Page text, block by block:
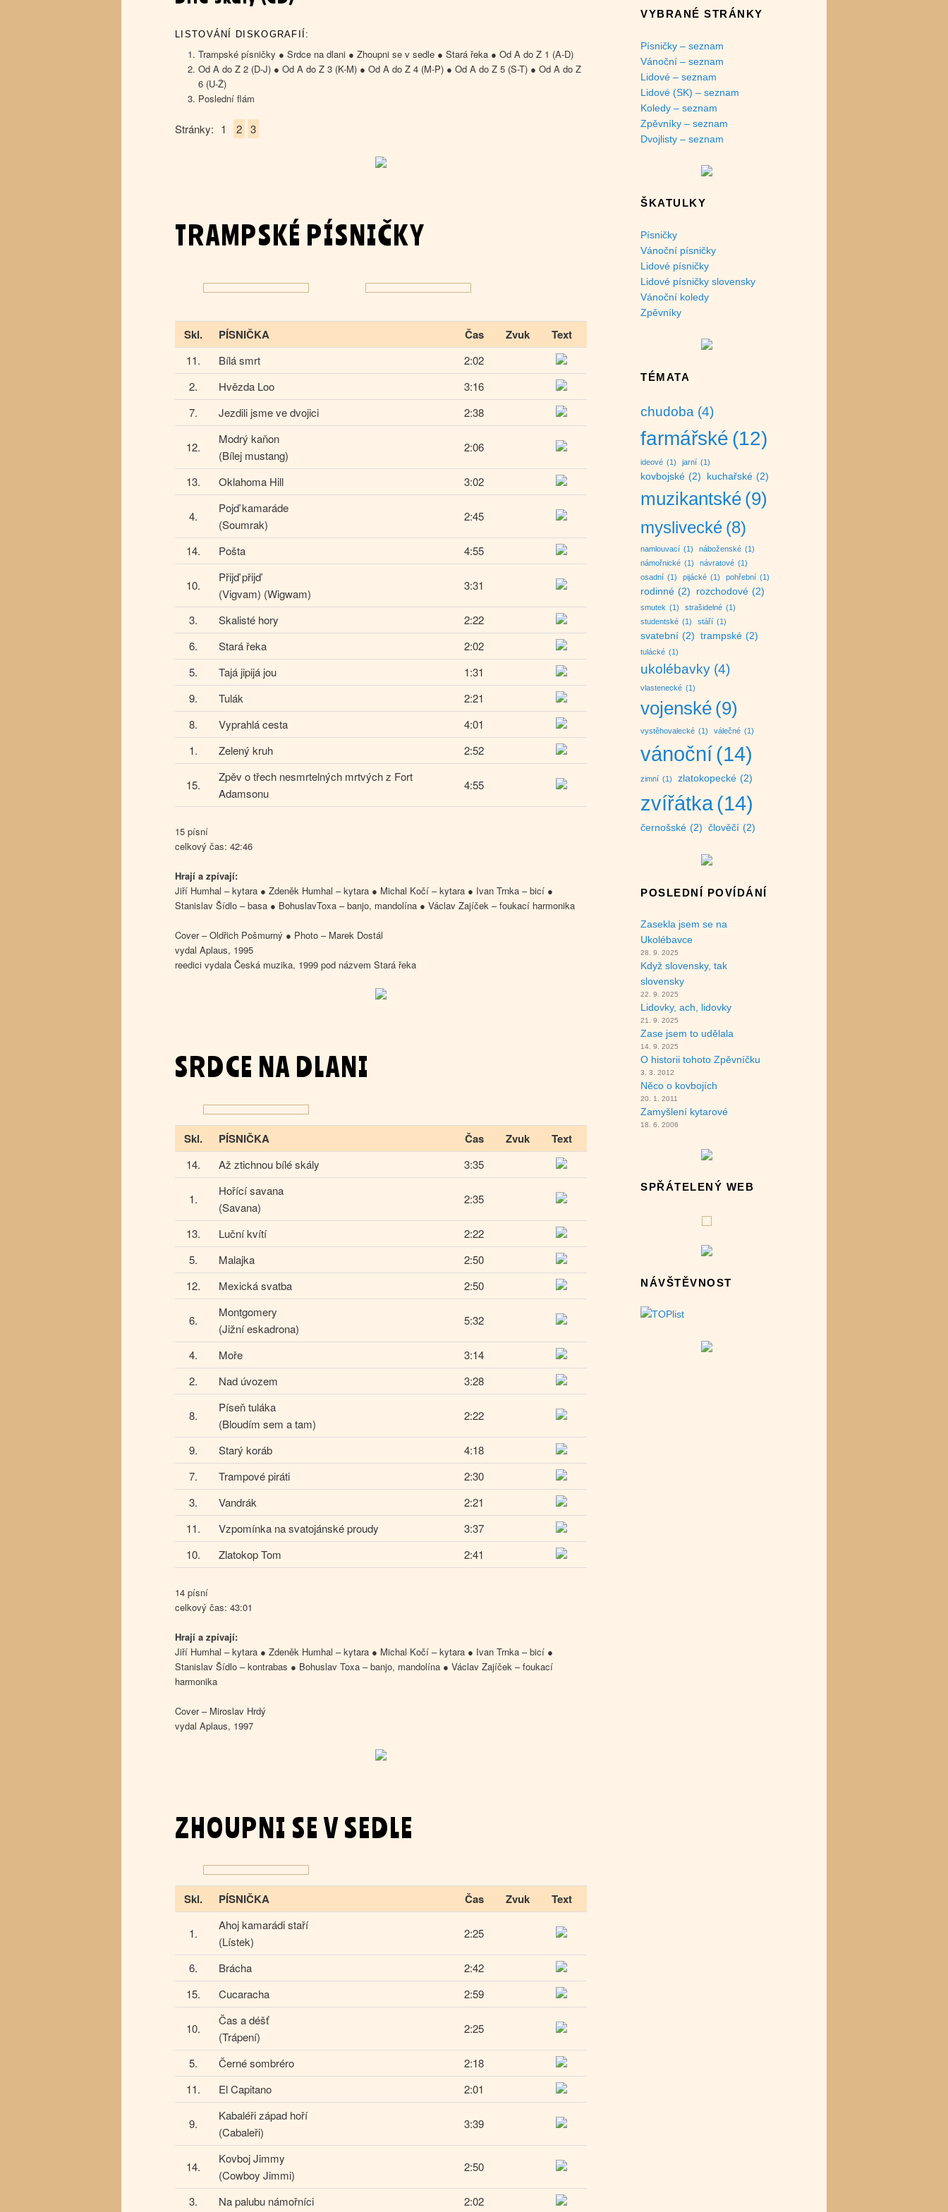
LISTOVÁNÍ DISKOGRAFIÍ:
Trampské písničky ● Srdce na dlani ● Zhoupni se v sedle ● Stará řeka ● Od A do Z 1 (A-D)
Od A do Z 2 (D-J) ● Od A do Z 3 (K-M) ● Od A do Z 4 (M-P) ● Od A do Z 5 (S-T) ● Od A do Z
6 (U-Ž)
Poslední flám
Stránky: 1 2 3
TRAMPSKÉ PÍSNIČKY
Skl. PÍSNIČKA Čas Zvuk Text
11. Bílá smrt
2:02
2.
Hvězda Loo
3:16
7.
Jezdili jsme ve dvojici 2:38
12.
Modrý kaňon
(Bílej mustang)
2:06
13. Oklahoma Hill 3:02
4.
Pojď kamaráde
(Soumrak)
2:45
14. Pošta 4:55
10.
Přijď přijď
(Vigvam) (Wigwam)
3:31
3. Skalisté hory
2:22
6.
Stará řeka
2:02
5.
Tajá jipijá jou
1:31
9.
Tulák
2:21
8.
Vyprahlá cesta
4:01
1.
Zelený kruh 2:52
15.
Zpěv o třech nesmrtelných mrtvých z Fort
Adamsonu
4:55
15 písní
celkový čas: 42:46
Hrají a zpívají:
Jiří Humhal – kytara ● Zdeněk Humhal – kytara ● Michal Kočí – kytara ● Ivan Trnka – bicí ●
Stanislav Šídlo – basa ● BohuslavToxa – banjo, mandolína ● Václav Zajíček – foukací harmonika
Cover – Oldřich Pošmurný ● Photo – Marek Dostál
vydal Aplaus, 1995
reedici vydala Česká muzika, 1999 pod názvem Stará řeka
SRDCE NA DLANI
Skl. PÍSNIČKA Čas Zvuk Text
14. Až ztichnou bílé skály 3:35
1.
Hořící savana
(Savana)
2:35
13. Luční kvítí
2:22
5.
Malajka
2:50
12.
Mexická svatba 2:50
6.
Montgomery
(Jižní eskadrona)
5:32
4. Moře
3:14
2.
Nad úvozem 3:28
8.
Píseň tuláka
(Bloudím sem a tam)
2:22
9. Starý koráb
4:18
7.
Trampové piráti
2:30
3.
Vandrák
2:21
11.
Vzpomínka na svatojánské proudy
3:37
10.
Zlatokop Tom 2:41
14 písní
celkový čas: 43:01
Hrají a zpívají:
Jiří Humhal – kytara ● Zdeněk Humhal – kytara ● Michal Kočí – kytara ● Ivan Trnka – bicí ●
Stanislav Šídlo – kontrabas ● Bohuslav Toxa – banjo, mandolína ● Václav Zajíček – foukací
harmonika
Cover – Miroslav Hrdý
vydal Aplaus, 1997
ZHOUPNI SE V SEDLE
Skl. PÍSNIČKA Čas Zvuk Text
1.
Ahoj kamarádi staří
(Lístek)
2:25
6. Brácha
2:42
15.
Cucaracha 2:59
10.
Čas a déšť
(Trápení)
2:25
5. Černé sombréro
2:18
11.
El Capitano 2:01
9.
Kabaléři západ hoří
(Cabaleři)
3:39
14.
Kovboj Jimmy
(Cowboy Jimmi)
2:50
3. Na palubu námořníci 2:02
VYBRANÉ STRÁNKY
Písničky – seznam
Vánoční – seznam
Lidové – seznam
Lidové (SK) – seznam
Koledy – seznam
Zpěvníky – seznam
Dvojlisty – seznam
ŠKATULKY
Písničky
Vánoční písničky
Lidové písničky
Lidové písničky slovensky
Vánoční koledy
Zpěvníky
TÉMATA
chudoba (4)
farmářské (12)
ideové (1) jarní (1)
kovbojské (2) kuchařské (2)
muzikantské (9)
myslivecké (8)
namlouvací (1) náboženské (1)
námořnické (1) návratové (1)
osadní (1) pijácké (1) pohřební (1)
rodinné (2) rozchodové (2)
smutek (1) strašidelné (1)
studentské (1) stáří (1)
svatební (2) trampské (2)
tulácké (1)
ukolébavky (4)
vlastenecké (1)
vojenské (9)
vystěhovalecké (1) válečné (1)
vánoční(14)
zimní (1) zlatokopecké (2)
zvířátka(14)
černošské (2) člověčí (2)
POSLEDNÍ POVÍDÁNÍ
Zasekla jsem se na
Ukolébavce
28. 9. 2025
Když slovensky, tak
slovensky
22. 9. 2025
Lidovky, ach, lidovky
21. 9. 2025
Zase jsem to udělala
14. 9. 2025
O historii tohoto Zpěvníčku
3. 3. 2012
Něco o kovbojích
20. 1. 2011
Zamyšlení kytarové
18. 6. 2006
SPŘÁTELENÝ WEB
NÁVŠTĚVNOST